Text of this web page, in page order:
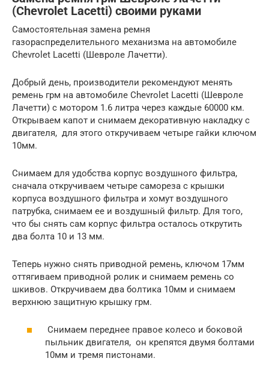
(Chevrolet Lacetti) своими руками
Самостоятельная замена ремня
газораспределительного механизма на автомобиле
Chevrolet Lacetti (Шевроле Лачетти).
Добрый день, производители рекомендуют менять
ремень грм на автомобиле Chevrolet Lacetti (Шевроле
Лачетти) с мотором 1.6 литра через каждые 60000 км.
Открываем капот и снимаем декоративную накладку с
двигателя, для этого откручиваем четыре гайки ключом
10мм.
Снимаем для удобства корпус воздушного фильтра,
сначала откручиваем четыре самореза с крышки
корпуса воздушного фильтра и хомут воздушного
патрубка, снимаем ее и воздушный фильтр. Для того,
что бы снять сам корпус фильтра осталось открутить
два болта 10 и 13 мм.
Теперь нужно снять приводной ремень, ключом 17мм
оттягиваем приводной ролик и снимаем ремень со
шкивов. Откручиваем два болтика 10мм и снимаем
верхнюю защитную крышку грм.
Снимаем переднее правое колесо и боковой
пыльник двигателя, он крепятся двумя болтами
10мм и тремя пистонами.